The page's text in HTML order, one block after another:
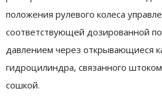
положения рулевого колеса
соответствующей дозированной
давлением через открывающиеся
гидроцилиндра, связанного
сошкой.